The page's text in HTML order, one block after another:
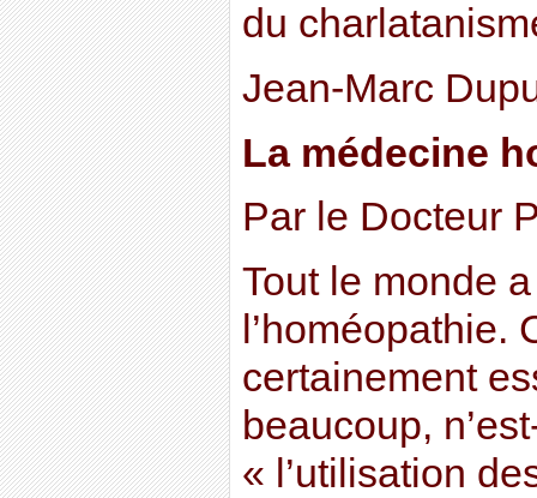
du
Jean-Marc
La médecine
Par le Docteur
Tout le monde
l’homéopathie.
certainement
beaucoup,
« l’utilisation